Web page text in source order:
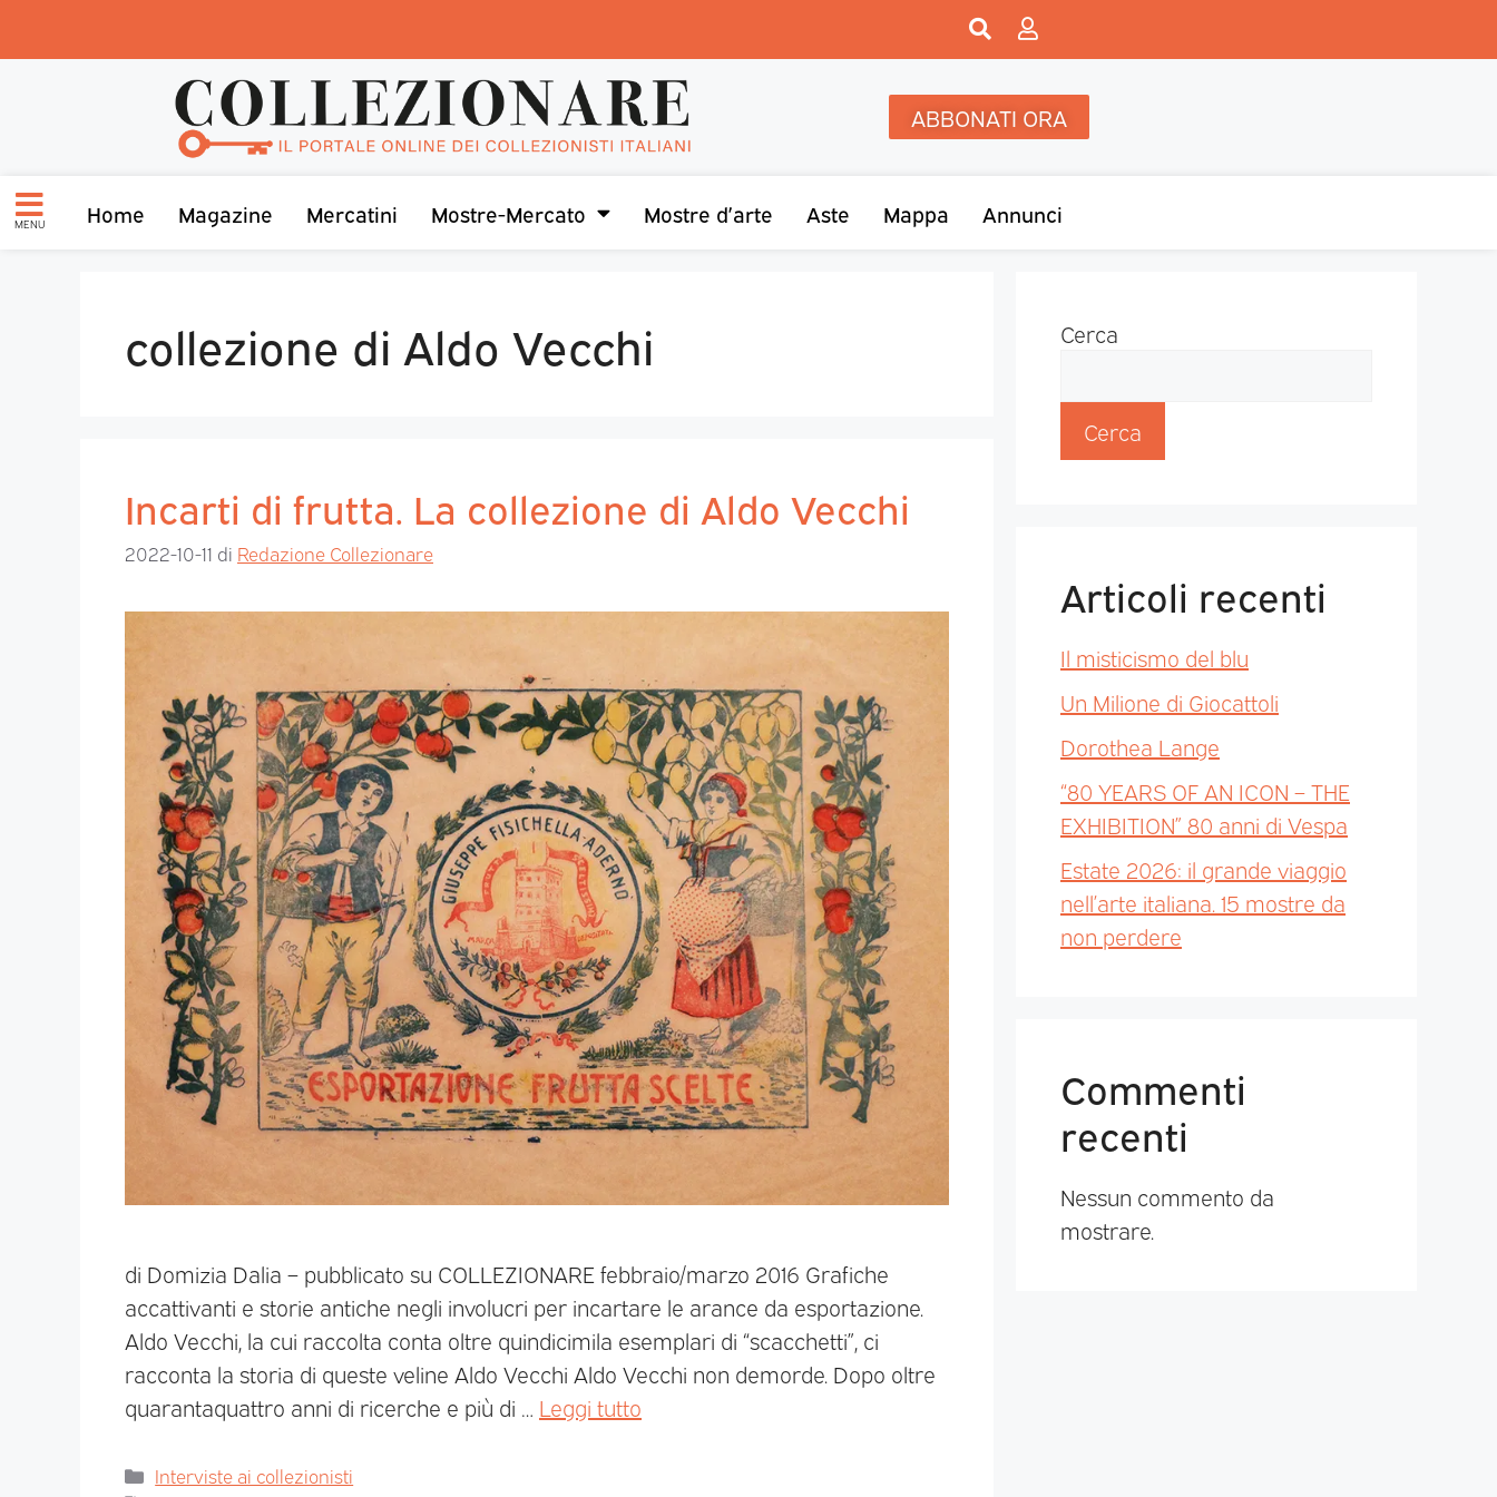
ABBONATI ORA
MENU Home Magazine Mercatini Mostre-Mercato Mostre d’arte Aste Mappa Annunci
collezione di Aldo Vecchi
Incarti di frutta. La collezione di Aldo Vecchi
2022-10-11 di Redazione Collezionare
di Domizia Dalia – pubblicato su COLLEZIONARE febbraio/marzo 2016 Grafiche
accattivanti e storie antiche negli involucri per incartare le arance da esportazione.
Aldo Vecchi, la cui raccolta conta oltre quindicimila esemplari di “scacchetti”, ci
racconta la storia di queste veline Aldo Vecchi Aldo Vecchi non demorde. Dopo oltre
quarantaquattro anni di ricerche e più di … Leggi tutto
Interviste ai collezionisti
Cerca
Cerca
Articoli recenti
Il misticismo del blu
Un Milione di Giocattoli
Dorothea Lange
“80 YEARS OF AN ICON – THE
EXHIBITION” 80 anni di Vespa
Estate 2026: il grande viaggio
nell’arte italiana. 15 mostre da
non perdere
Commenti
recenti
Nessun commento da
mostrare.